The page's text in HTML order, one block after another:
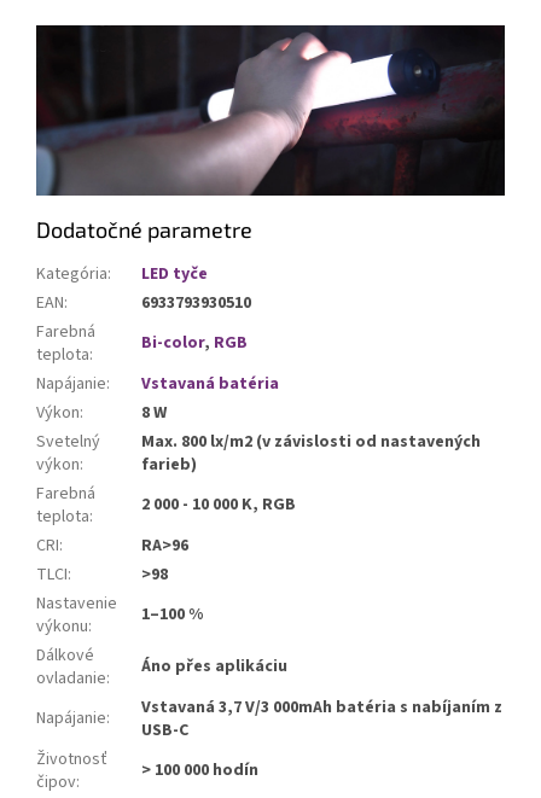
Dodatočné parametre
Kategória:
LED tyče
EAN:
6933793930510
Farebná
teplota: Bi-color, RGB
Napájanie:
Vstavaná batéria
Výkon:
8 W
Svetelný
výkon:
Max. 800 lx/m2 (v závislosti od nastavených
farieb)
Farebná
teplota:
2 000 - 10 000 K, RGB
CRI:
RA>96
TLCI:
>98
Nastavenie
výkonu:
1–100 %
Dálkové
ovladanie: Áno přes aplikáciu
Napájanie:
Vstavaná 3,7 V/3 000mAh batéria s nabíjaním z
USB-C
Životnosť
čipov:
> 100 000 hodín